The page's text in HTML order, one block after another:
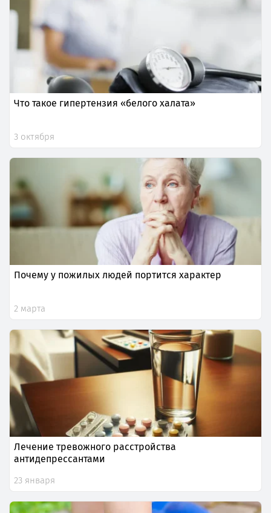
Что такое гипертензия «белого халата»
3 октября
Почему у пожилых людей портится характер
2 марта
Лечение тревожного расстройства
антидепрессантами
23 января